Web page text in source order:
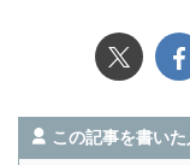
この記事を書いた